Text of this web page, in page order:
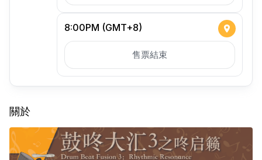
8:00PM (GMT+8)
售票結束
關於